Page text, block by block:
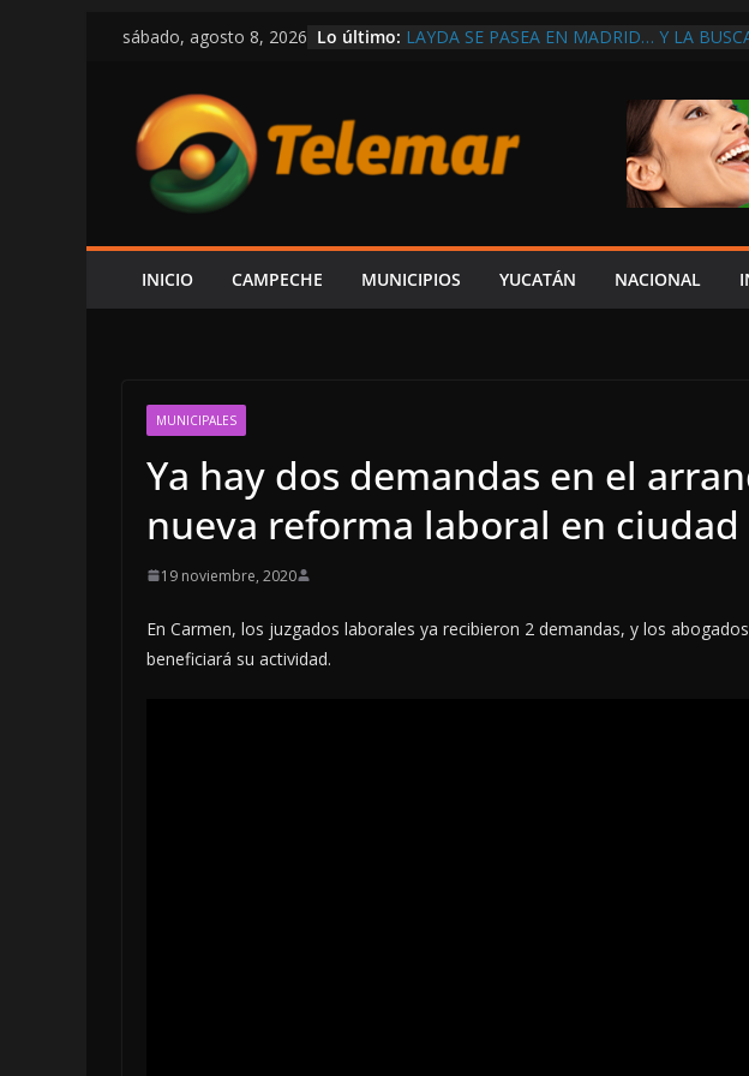
Saltar
contenido
sábado, agosto 8, 2026 Lo último: LAYDA SE PASEA EN MADRID… Y LA
CAPTAN A LAYDA EN UNA DE LAS
DE LUJO MÁS GRANDES DE EUROPA:
VIVE CAMPECHE SU PEOR MOMENTO:
ESTÁ EN RETROCESO, CRECE LA
OBRAS Y MEDIOS CRÍTICOS SON
DENUNCIAR ES PERDER EL TIEMPO”;
DE LA CFE ES OBSOLETA Y URGE
INICIO CAMPECHE MUNICIPIOS YUCATÁN NACIONAL
MUNICIPALES
Ya hay dos demandas en el
nueva reforma laboral en ciudad
19 noviembre, 2020
En Carmen, los juzgados laborales ya recibieron 2 demandas, y los
beneficiará su actividad.